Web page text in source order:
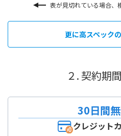
表が見切れている場合、
更に高スペック
２. 契約期間
30日間
クレジット